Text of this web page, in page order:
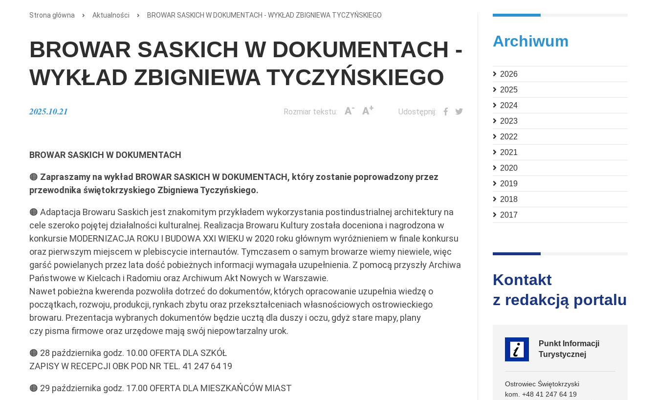
Strona główna Aktualności BROWAR SASKICH W DOKUMENTACH - WYKŁAD ZBIGNIEWA TYCZYŃSKIEGO
BROWAR SASKICH W DOKUMENTACH -
WYKŁAD ZBIGNIEWA TYCZYŃSKIEGO
2025.10.21 Rozmiar tekstu: A- A+ Udostępnij:
BROWAR SASKICH W DOKUMENTACH
🟠 Zapraszamy na wykład BROWAR SASKICH W DOKUMENTACH, który zostanie poprowadzony przez
przewodnika świętokrzyskiego Zbigniewa Tyczyńskiego.
🟠 Adaptacja Browaru Saskich jest znakomitym przykładem wykorzystania postindustrialnej architektury na
cele szeroko pojętej działalności kulturalnej. Realizacja Browaru Kultury została doceniona i nagrodzona w
konkursie MODERNIZACJA ROKU I BUDOWA XXI WIEKU w 2020 roku głównym wyróżnieniem w finale konkursu
oraz pierwszym miejscem w plebiscycie internautów. Tymczasem o samym browarze wiemy niewiele, więc
garść powielanych przez lata dość pobieżnych informacji wymagała uzupełnienia. Z pomocą przyszły Archiwa
Państwowe w Kielcach i Radomiu oraz Archiwum Akt Nowych w Warszawie.
Nawet pobieżna kwerenda pozwoliła dotrzeć do dokumentów, których opracowanie uzupełnia wiedzę o
początkach, rozwoju, produkcji, rynkach zbytu oraz przekształceniach własnościowych ostrowieckiego
browaru. Prezentacja wybranych dokumentów będzie ucztą dla duszy i oczu, gdyż stare mapy, plany
czy pisma firmowe oraz urzędowe mają swój niepowtarzalny urok.
🟠 28 października godz. 10.00 OFERTA DLA SZKÓŁ
ZAPISY W RECEPCJI OBK POD NR TEL. 41 247 64 19
🟠 29 października godz. 17.00 OFERTA DLA MIESZKAŃCÓW MIAST
Archiwum
2026
2025
2024
2023
2022
2021
2020
2019
2018
2017
Kontakt
z redakcją portalu
Punkt Informacji
Turystycznej
Ostrowiec Świętokrzyski
kom. +48 41 247 64 19